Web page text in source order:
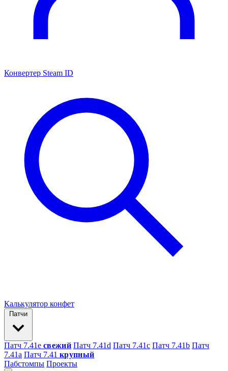
Конвертер Steam ID
Калькулятор конфет
Патчи
Патч 7.41e свежий Патч 7.41d Патч 7.41c Патч 7.41b Патч
7.41а Патч 7.41 крупный
Пабстомпы Проекты